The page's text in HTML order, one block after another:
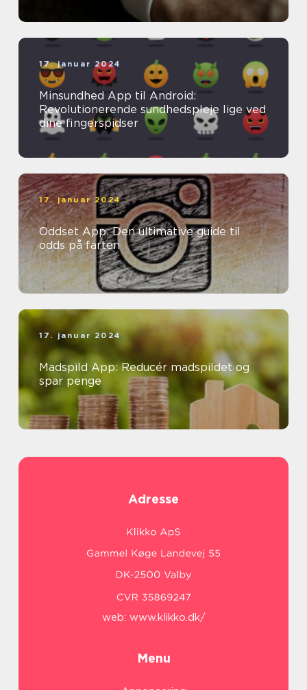
17. januar 2024
Minsundhed App til Android:
Revolutionerende sundhedspleje lige ved
dine fingerspidser
17. januar 2024
Oddset App: Den ultimative guide til
odds på farten
17. januar 2024
Madspild App: Reducér madspildet og
spar penge
Adresse
web: www.klikko.dk/
Menu